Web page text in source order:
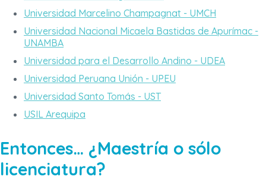
Universidad Marcelino Champagnat - UMCH
Universidad Nacional Micaela Bastidas de Apurímac -
UNAMBA
Universidad para el Desarrollo Andino - UDEA
Universidad Peruana Unión - UPEU
Universidad Santo Tomás - UST
USIL Arequipa
Entonces… ¿Maestría o sólo
licenciatura?